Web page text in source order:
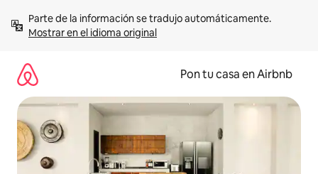
contenidoMostrar en el idioma original
Pon tu casa en Airbnb